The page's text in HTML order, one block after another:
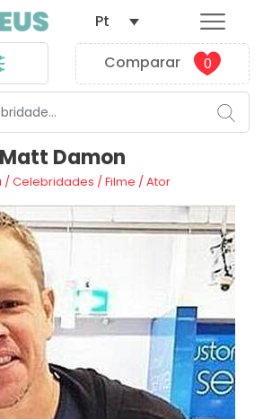
Comparar 0
Pt
Matt Damon
/Celebridades /Filme /Ator